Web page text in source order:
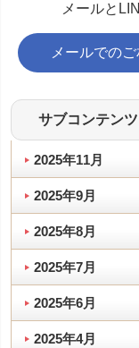
メールと
メールでの
サブコンテンツ
2025年11月
2025年9月
2025年8月
2025年7月
2025年6月
2025年4月